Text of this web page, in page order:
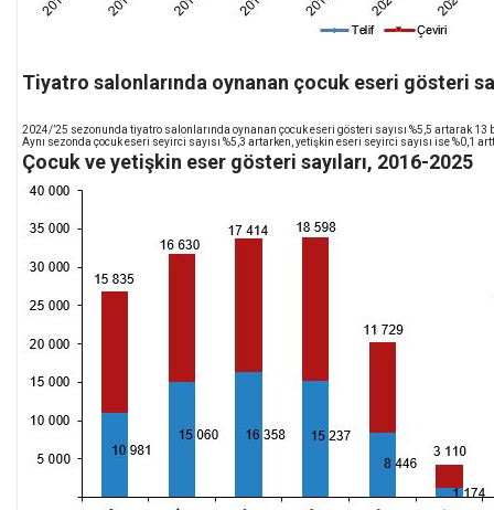
Tiyatro salonlarında oynanan çocuk eseri gösteri
2024/’25 sezonunda tiyatro salonlarında oynanan çocuk eseri gösteri sayısı %5,5 artarak
Aynı sezonda çocuk eseri seyirci sayısı %5,3 artarken, yetişkin eseri seyirci sayısı ise %0,1
Çocuk ve yetişkin eser gösteri sayıları, 2016-2025